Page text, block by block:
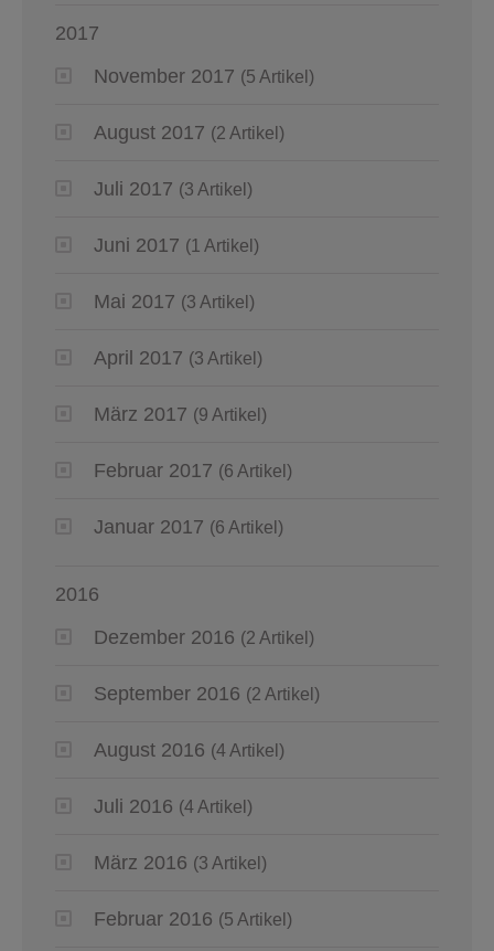
2017
November 2017 (5 Artikel)
August 2017 (2 Artikel)
Juli 2017 (3 Artikel)
Juni 2017 (1 Artikel)
Mai 2017 (3 Artikel)
April 2017 (3 Artikel)
März 2017 (9 Artikel)
Februar 2017 (6 Artikel)
Januar 2017 (6 Artikel)
2016
Dezember 2016 (2 Artikel)
September 2016 (2 Artikel)
August 2016 (4 Artikel)
Juli 2016 (4 Artikel)
März 2016 (3 Artikel)
Februar 2016 (5 Artikel)